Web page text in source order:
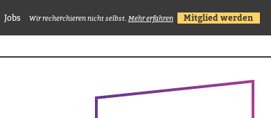
Jobs Wir recherchieren nicht selbst. Mehr erfahren Mitglied werden